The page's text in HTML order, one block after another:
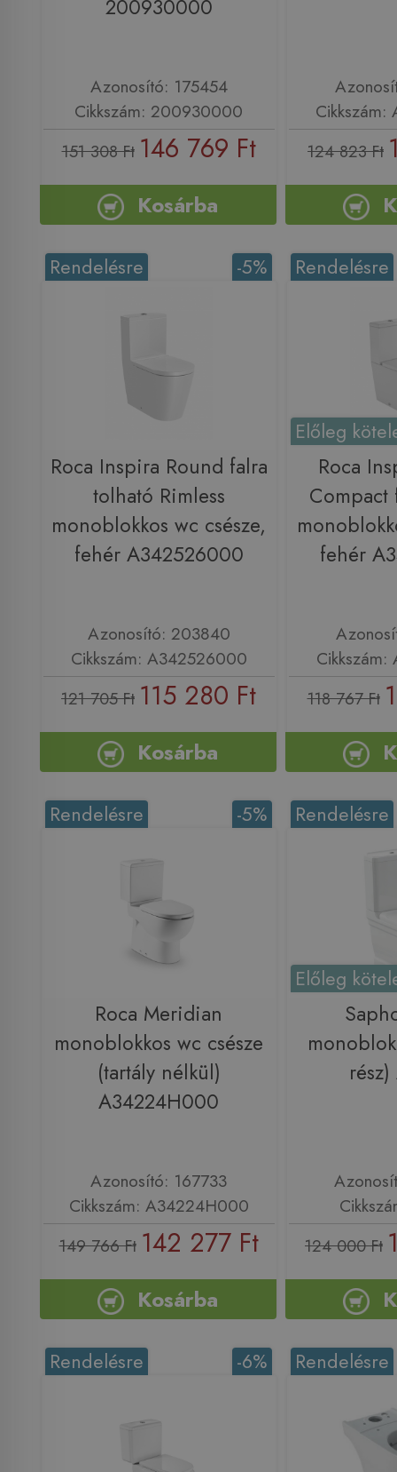
200930000
Azonosító: 175454
Cikkszám: 200930000
151 308 Ft 146 769 Ft
Kosárba
124 823 Ft
-5%
Rendelésre
Roca Inspira Round falra
tolható Rimless
monoblokkos wc csésze,
fehér A342526000
Azonosító: 203840
Cikkszám: A342526000
121 705 Ft 115 280 Ft
Kosárba
Rendelésre
Előleg
Roca
Compact
fehér
118 767 Ft
-5%
Rendelésre
Roca Meridian
monoblokkos wc csésze
(tartály nélkül)
A34224H000
Azonosító: 167733
Cikkszám: A34224H000
149 766 Ft 142 277 Ft
Kosárba
Rendelésre
Előleg
124 000 Ft
-6%
Rendelésre Rendelésre